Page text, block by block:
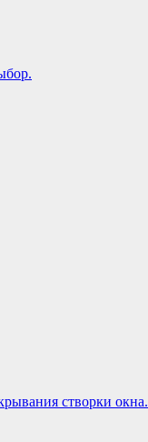
створки окна.